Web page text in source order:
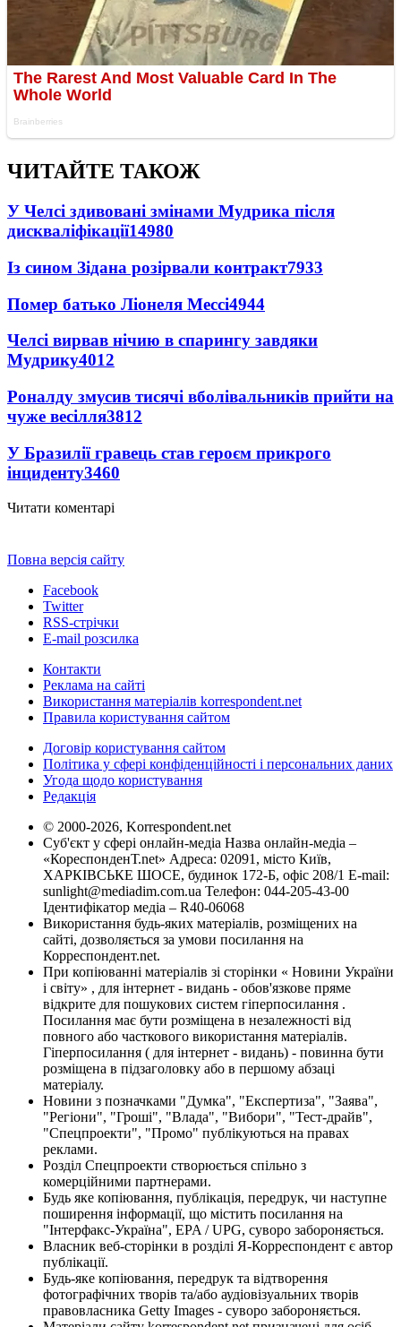
ЧИТАЙТЕ ТАКОЖ
У Челсі здивовані змінами Мудрика після
дискваліфікації14980
Із сином Зідана розірвали контракт7933
Помер батько Ліонеля Мессі4944
Челсі вирвав нічию в спарингу завдяки
Мудрику4012
Роналду змусив тисячі вболівальників прийти на
чуже весілля3812
У Бразилії гравець став героєм прикрого
інциденту3460
Читати коментарі
Повна версія сайту
Facebook
Twitter
RSS-стрічки
E-mail розсилка
Контакти
Реклама на сайті
Використання матеріалів korrespondent.net
Правила користування сайтом
Договір користування сайтом
Політика у сфері конфіденційності і персональних даних
Угода щодо користування
Редакція
© 2000-2026, Korrespondent.net
Суб'єкт у сфері онлайн-медіа Назва онлайн-медіа –
«КореспонденТ.net» Адреса: 02091, місто Київ,
ХАРКІВСЬКЕ ШОСЕ, будинок 172-Б, офіс 208/1 E-mail:
sunlight@mediadim.com.ua Телефон: 044-205-43-00
Ідентифікатор медіа – R40-06068
Використання будь-яких матеріалів, розміщених на
сайті, дозволяється за умови посилання на
Корреспондент.net.
При копіюванні матеріалів зі сторінки « Новини України
і світу» , для інтернет - видань - обов'язкове пряме
відкрите для пошукових систем гіперпосилання .
Посилання має бути розміщена в незалежності від
повного або часткового використання матеріалів.
Гіперпосилання ( для інтернет - видань) - повинна бути
розміщена в підзаголовку або в першому абзаці
матеріалу.
Новини з позначками "Думка", "Експертиза", "Заява",
"Регіони", "Гроші", "Влада", "Вибори", "Тест-драйв",
"Спецпроекти", "Промо" публікуються на правах
реклами.
Розділ Спецпроекти створюється спільно з
комерційними партнерами.
Будь яке копіювання, публікація, передрук, чи наступне
поширення інформації, що містить посилання на
"Інтерфакс-Україна", EPA / UPG, суворо забороняється.
Власник веб-сторінки в розділі Я-Корреспондент є автор
публікації.
Будь-яке копіювання, передрук та відтворення
фотографічних творів та/або аудіовізуальних творів
правовласника Getty Images - суворо забороняється.